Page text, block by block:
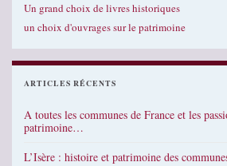
Un grand choix de livres historiques
un choix d'ouvrages sur le patrimoine
ARTICLES RÉCENTS
A toutes les communes de France et les
patrimoine…
L’Isère : histoire et patrimoine des